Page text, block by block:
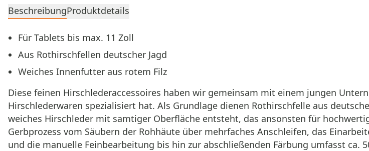
BeschreibungProduktdetails
Für Tablets bis max. 11 Zoll
Aus Rothirschfellen deutscher Jagd
Weiches Innenfutter aus rotem Filz
Diese feinen Hirschlederaccessoires haben wir gemeinsam mit einem jungen
Hirschlederwaren spezialisiert hat. Als Grundlage dienen Rothirschfelle aus
weiches Hirschleder mit samtiger Oberfläche entsteht, das ansonsten für
Gerbprozess vom Säubern der Rohhäute über mehrfaches Anschleifen, das
und die manuelle Feinbearbeitung bis hin zur abschließenden Färbung umfasst ca.